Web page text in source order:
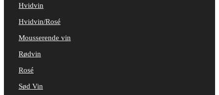
Hvidvin
Hvidvin/Rosé
Mousserende vin
Rødvin
Rosé
Sød Vin